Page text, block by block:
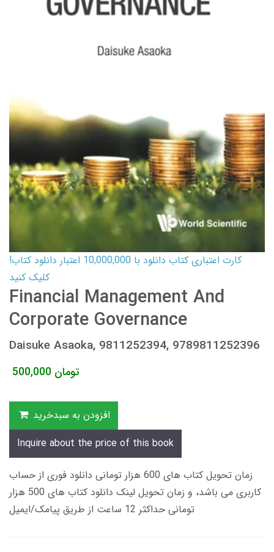
کارت اعتباری کتاب دانلود با 10,000,000 اعتبار دانلود کتاب!
کلیک کنید
Financial Management And
Corporate Governance
Daisuke Asaoka, 9811252394, 9789811252396
500,000 تومان
افزودن به سبدخرید
Inquire about the price of this book
زمان تحویل کتاب های 600 هزار تومانی دانلود فوری از حساب
کاربری می باشد، و زمان تحویل لینک دانلود کتاب های 500 هزار
تومانی حداکثر 12 ساعت از طریق پیامک/ایمیل